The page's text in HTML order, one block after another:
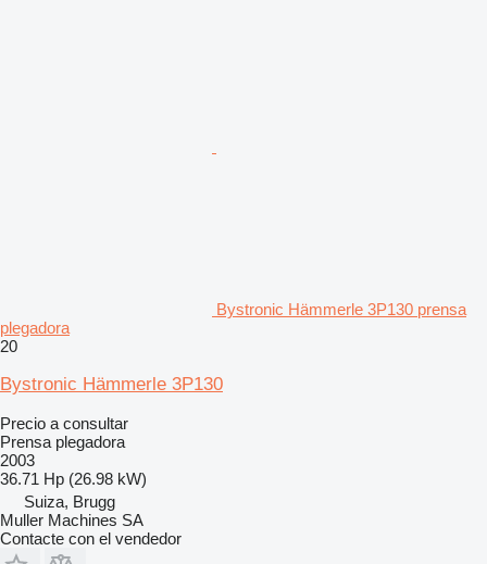
Bystronic Hämmerle 3P130 prensa
plegadora
20
Bystronic Hämmerle 3P130
Precio a consultar
Prensa plegadora
2003
36.71 Hp (26.98 kW)
Suiza, Brugg
Muller Machines SA
Contacte con el vendedor